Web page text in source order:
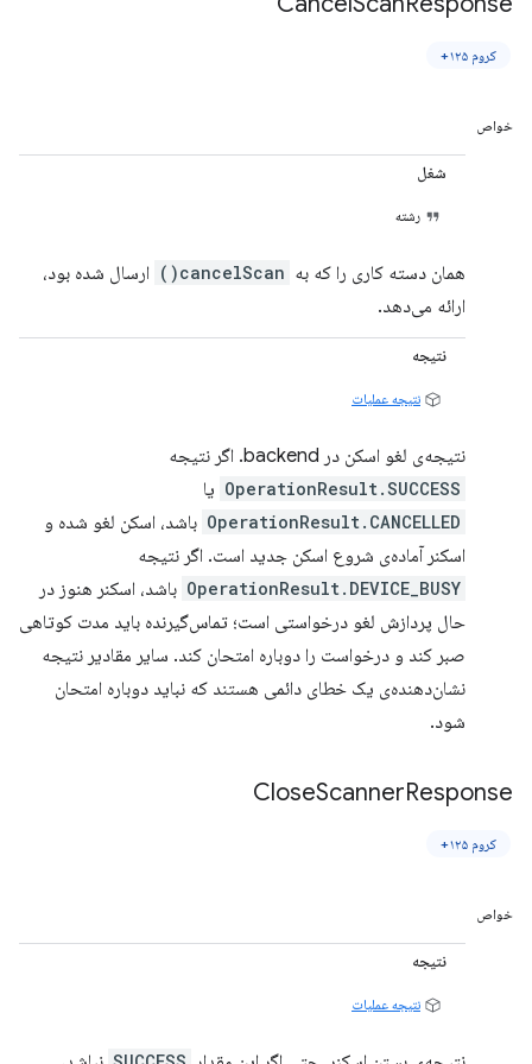
کروم ۱۲۵+
خواص
شغل
رشته
همان دسته کاری را که به cancelScan()
ارسال شده بود،
ارائه می‌دهد.
نتیجه
نتیجه عملیات
نتیجه‌ی لغو اسکن در backend. اگر نتیجه
OperationResult.SUCCESS یا
OperationResult.CANCELLED باشد، اسکن لغو شده و
اسکنر آماده‌ی شروع اسکن جدید است. اگر نتیجه
OperationResult.DEVICE_BUSY باشد، اسکنر هنوز در
حال پردازش لغو درخواستی است؛ تماس‌گیرنده باید مدت کوتاهی
صبر کند و درخواست را دوباره امتحان کند. سایر مقادیر نتیجه
نشان‌دهنده‌ی یک خطای دائمی هستند که نباید دوباره امتحان
شود.
CloseScannerResponse
کروم ۱۲۵+
خواص
نتیجه
نتیجه عملیات